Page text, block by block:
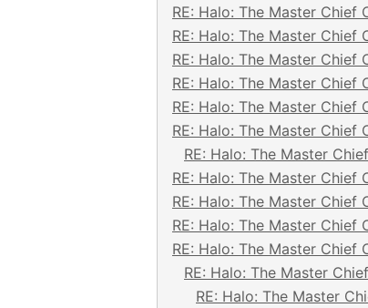
RE: Halo: The Master Chief
RE: Halo: The Master Chief
RE: Halo: The Master Chief
RE: Halo: The Master Chief
RE: Halo: The Master Chief
RE: Halo: The Master Chief
RE: Halo: The Master
RE: Halo: The Master Chief
RE: Halo: The Master Chief
RE: Halo: The Master Chief
RE: Halo: The Master Chief
RE: Halo: The Master
RE: Halo: The Master